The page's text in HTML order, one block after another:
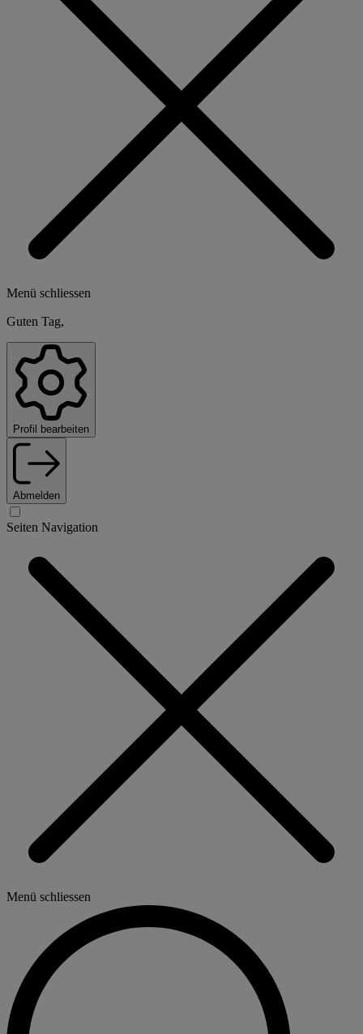
Menü schliessen
Guten Tag,
Profil bearbeiten
Abmelden
Seiten Navigation
Menü schliessen